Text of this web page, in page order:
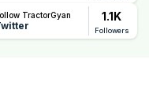
TractorGyan 1.1K
Followers